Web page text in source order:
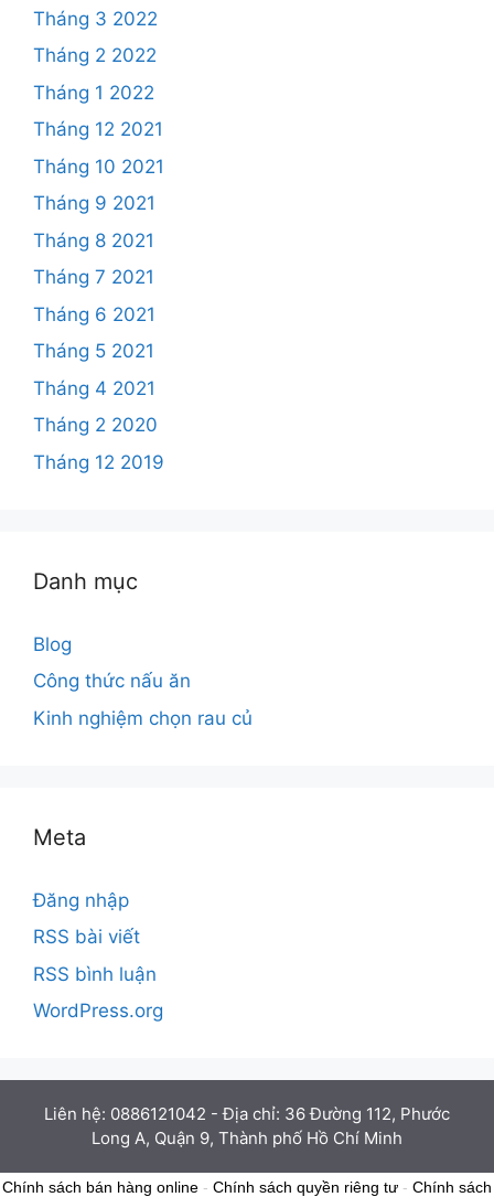
Tháng 3 2022
Tháng 2 2022
Tháng 1 2022
Tháng 12 2021
Tháng 10 2021
Tháng 9 2021
Tháng 8 2021
Tháng 7 2021
Tháng 6 2021
Tháng 5 2021
Tháng 4 2021
Tháng 2 2020
Tháng 12 2019
Danh mục
Blog
Công thức nấu ăn
Kinh nghiệm chọn rau củ
Meta
Đăng nhập
RSS bài viết
RSS bình luận
WordPress.org
Liên hệ: 0886121042 - Địa chỉ: 36 Đường 112, Phước
Long A, Quận 9, Thành phố Hồ Chí Minh
Chính sách bán hàng online - Chính sách quyền riêng tư - Chính sách